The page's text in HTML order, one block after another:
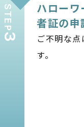
STEP
3
ハロー
者証の申
ご不明な
す。